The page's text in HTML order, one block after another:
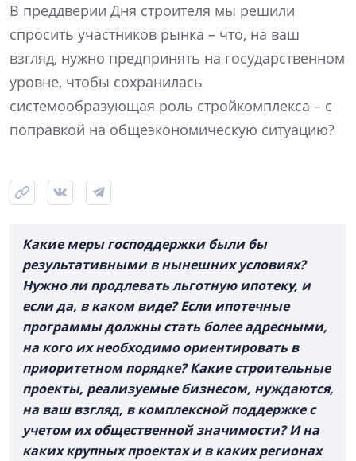
В преддверии Дня строителя мы решили
спросить участников рынка – что, на ваш
взгляд, нужно предпринять на государственном
уровне, чтобы сохранилась
системообразующая роль стройкомплекса – с
поправкой на общеэкономическую ситуацию?
Какие меры господдержки были бы
результативными в нынешних условиях?
Нужно ли продлевать льготную ипотеку, и
если да, в каком виде? Если ипотечные
программы должны стать более адресными,
на кого их необходимо ориентировать в
приоритетном порядке? Какие строительные
проекты, реализуемые бизнесом, нуждаются,
на ваш взгляд, в комплексной поддержке с
учетом их общественной значимости? И на
каких крупных проектах и в каких регионах